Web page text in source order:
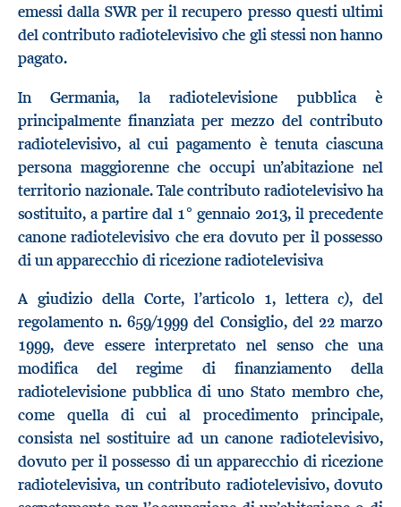
emessi dalla SWR per il recupero presso questi ultimi
del contributo radiotelevisivo che gli stessi non hanno
pagato.
In Germania, la radiotelevisione pubblica è
principalmente finanziata per mezzo del contributo
radiotelevisivo, al cui pagamento è tenuta ciascuna
persona maggiorenne che occupi un’abitazione nel
territorio nazionale. Tale contributo radiotelevisivo ha
sostituito, a partire dal 1° gennaio 2013, il precedente
canone radiotelevisivo che era dovuto per il possesso
di un apparecchio di ricezione radiotelevisiva
A giudizio della Corte, l’articolo 1, letterac), del
regolamento n. 659/1999 del Consiglio, del 22 marzo
1999, deve essere interpretato nel senso che una
modifica del regime di finanziamento della
radiotelevisione pubblica di uno Stato membro che,
come quella di cui al procedimento principale,
consista nel sostituire ad un canone radiotelevisivo,
dovuto per il possesso di un apparecchio di ricezione
radiotelevisiva, un contributo radiotelevisivo, dovuto